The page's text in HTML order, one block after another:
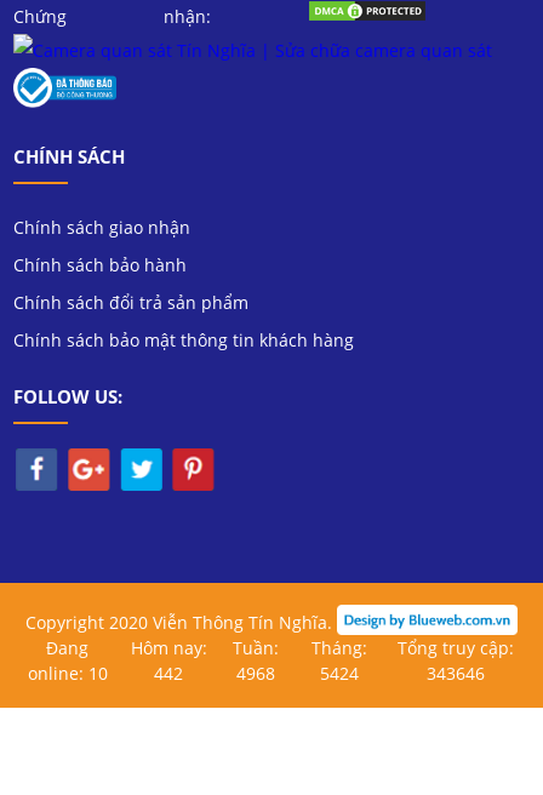
Chứng nhận:
CHÍNH SÁCH
Chính sách giao nhận
Chính sách bảo hành
Chính sách đổi trả sản phẩm
Chính sách bảo mật thông tin khách hàng
FOLLOW US:
Copyright 2020 Viễn Thông Tín Nghĩa.
Đang
online: 10
Hôm nay:
442
Tuần:
4968
Tháng:
5424
Tổng truy cập:
343646